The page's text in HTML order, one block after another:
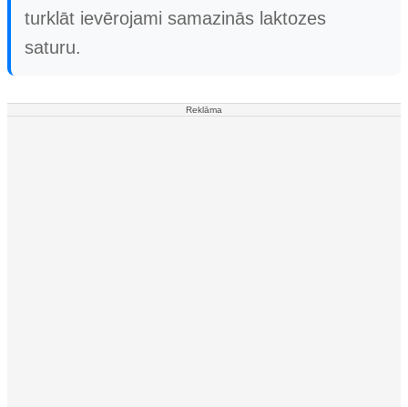
turklāt ievērojami samazinās laktozes
saturu.
Reklāma